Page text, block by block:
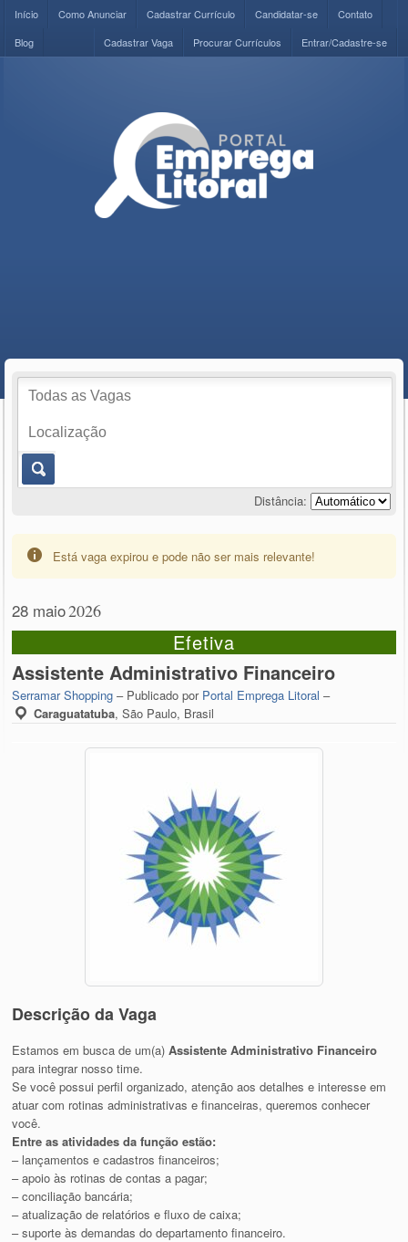
Início Como Anunciar Cadastrar Currículo Candidatar-se
Contato
Blog
Entrar/Cadastre-se
Procurar Currículos
Cadastrar Vaga
Distância:
Está vaga expirou e pode não ser mais relevante!
28 maio2026
Efetiva
Assistente Administrativo Financeiro
Serramar Shopping – Publicado por Portal Emprega Litoral –
Caraguatatuba,São Paulo, Brasil
Descrição da Vaga
Estamos em busca de um(a)Assistente Administrativo Financeiro
para integrar nosso time.
Se você possui perfil organizado, atenção aos detalhes e interesse em
atuar com rotinas administrativas e financeiras, queremos conhecer
você.
Entre as atividades da função estão:
– lançamentos e cadastros financeiros;
– apoio às rotinas de contas a pagar;
– conciliação bancária;
– atualização de relatórios e fluxo de caixa;
– suporte às demandas do departamento financeiro.